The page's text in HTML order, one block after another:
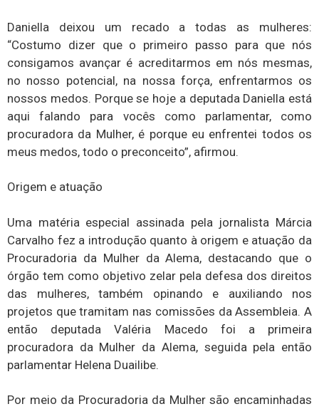
Daniella deixou um recado a todas as mulheres:
“Costumo dizer que o primeiro passo para que nós
consigamos avançar é acreditarmos em nós mesmas,
no nosso potencial, na nossa força, enfrentarmos os
nossos medos. Porque se hoje a deputada Daniella está
aqui falando para vocês como parlamentar, como
procuradora da Mulher, é porque eu enfrentei todos os
meus medos, todo o preconceito”, afirmou.
Origem e atuação
Uma matéria especial assinada pela jornalista Márcia
Carvalho fez a introdução quanto à origem e atuação da
Procuradoria da Mulher da Alema, destacando que o
órgão tem como objetivo zelar pela defesa dos direitos
das mulheres, também opinando e auxiliando nos
projetos que tramitam nas comissões da Assembleia. A
então deputada Valéria Macedo foi a primeira
procuradora da Mulher da Alema, seguida pela então
parlamentar Helena Duailibe.
Por meio da Procuradoria da Mulher são encaminhadas